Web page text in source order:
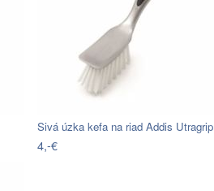
Sivá úzka kefa na riad Addis Utragrip
4,-€